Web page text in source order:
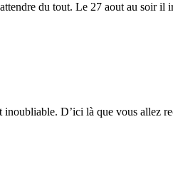
du tout. Le 27 aout au soir
D’ici là que vous allez